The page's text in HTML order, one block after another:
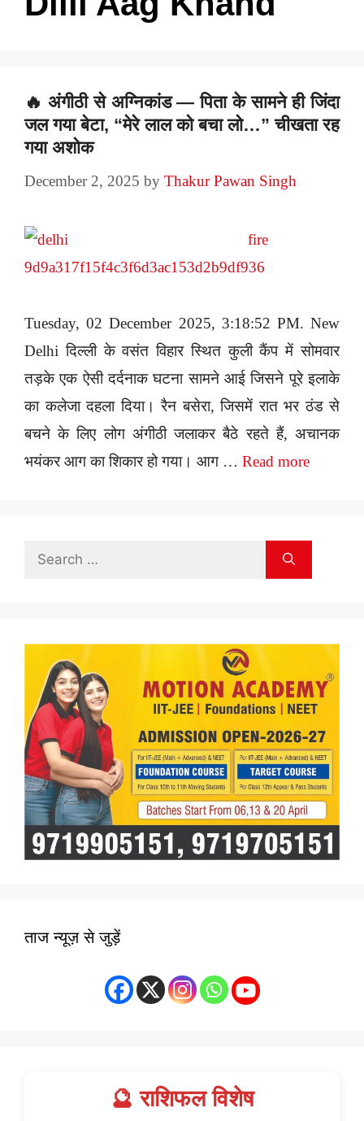
🔥 अंगीठी से अग्निकांड — पिता के सामने ही जिंदा
जल गया बेटा, “मेरे लाल को बचा लो…” चीखता रह
गया अशोक
December 2, 2025 by Thakur Pawan Singh
Tuesday, 02 December 2025, 3:18:52 PM. New
Delhi दिल्ली के वसंत विहार स्थित कुली कैंप में सोमवार
तड़के एक ऐसी दर्दनाक घटना सामने आई जिसने पूरे इलाके
का कलेजा दहला दिया। रैन बसेरा, जिसमें रात भर ठंड से
बचने के लिए लोग अंगीठी जलाकर बैठे रहते हैं, अचानक
भयंकर आग का शिकार हो गया। आग … Read more
Search
ताज न्यूज़ से जुड़ें
🔮 राशिफल विशेष